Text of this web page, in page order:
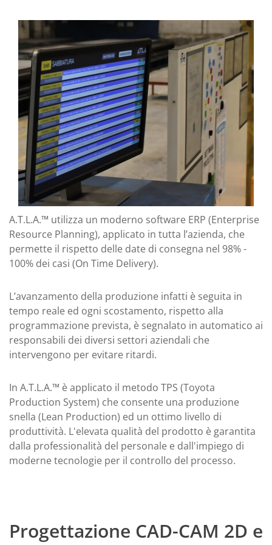
A.T.L.A.™ utilizza un moderno software ERP (Enterprise
Resource Planning), applicato in tutta l’azienda, che
permette il rispetto delle date di consegna nel 98% -
100% dei casi (On Time Delivery).
L’avanzamento della produzione infatti è seguita in
tempo reale ed ogni scostamento, rispetto alla
programmazione prevista, è segnalato in automatico ai
responsabili dei diversi settori aziendali che
intervengono per evitare ritardi.
In A.T.L.A.™ è applicato il metodo TPS (Toyota
Production System) che consente una produzione
snella (Lean Production) ed un ottimo livello di
produttività. L'elevata qualità del prodotto è garantita
dalla professionalità del personale e dall'impiego di
moderne tecnologie per il controllo del processo.
Progettazione CAD-CAM 2D e